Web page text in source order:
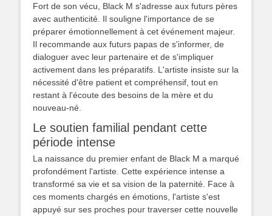
Fort de son vécu, Black M s'adresse aux futurs pères
avec authenticité. Il souligne l'importance de se
préparer émotionnellement à cet événement majeur.
Il recommande aux futurs papas de s'informer, de
dialoguer avec leur partenaire et de s'impliquer
activement dans les préparatifs. L'artiste insiste sur la
nécessité d'être patient et compréhensif, tout en
restant à l'écoute des besoins de la mère et du
nouveau-né.
Le soutien familial pendant cette
période intense
La naissance du premier enfant de Black M a marqué
profondément l'artiste. Cette expérience intense a
transformé sa vie et sa vision de la paternité. Face à
ces moments chargés en émotions, l'artiste s'est
appuyé sur ses proches pour traverser cette nouvelle